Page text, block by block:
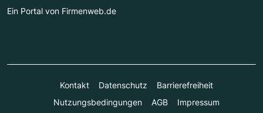
Ein Portal von Firmenweb.de
Kontakt Datenschutz
Barrierefreiheit
Nutzungsbedingungen
AGB Impressum